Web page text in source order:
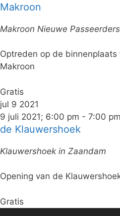
Makroon
Makroon Nieuwe
Optreden op de binnenplaats
Makroon
Gratis
jul 9 2021
9 juli 2021; 6:00 pm - 7:00 pm
de Klauwershoek
Klauwershoek in Zaandam
Opening van de
Gratis